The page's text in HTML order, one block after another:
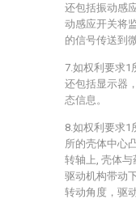
还包括振动感
动感应开关将
的信号传送到
7.如权利要求1
还包括显示器
态信息。
8.如权利要求1
所的壳体中心
转轴上, 壳体
驱动机构带动
转动角度，驱